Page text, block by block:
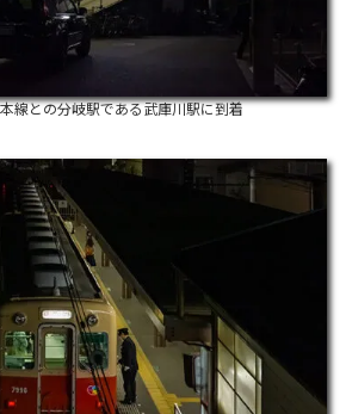
線との分岐駅である武庫川駅に到着